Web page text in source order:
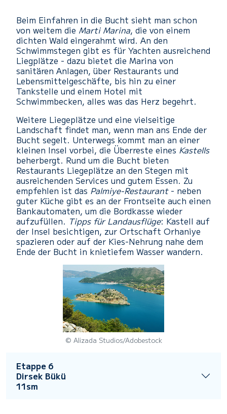
Beim Einfahren in die Bucht sieht man schon
von weitem die Marti Marina, die von einem
dichten Wald eingerahmt wird. An den
Schwimmstegen gibt es für Yachten ausreichend
Liegplätze - dazu bietet die Marina von
sanitären Anlagen, über Restaurants und
Lebensmittelgeschäfte, bis hin zu einer
Tankstelle und einem Hotel mit
Schwimmbecken, alles was das Herz begehrt.
Weitere Liegeplätze und eine vielseitige
Landschaft findet man, wenn man ans Ende der
Bucht segelt. Unterwegs kommt man an einer
kleinen Insel vorbei, die Überreste eines Kastells
beherbergt. Rund um die Bucht bieten
Restaurants Liegeplätze an den Stegen mit
ausreichenden Services und gutem Essen. Zu
empfehlen ist das Palmiye-Restaurant- neben
guter Küche gibt es an der Frontseite auch einen
Bankautomaten, um die Bordkasse wieder
aufzufüllen. Tipps für Landausflüge: Kastell auf
der Insel besichtigen, zur Ortschaft Orhaniye
spazieren oder auf der Kies-Nehrung nahe dem
Ende der Bucht in knietiefem Wasser wandern.
© Alizada Studios/Adobestock
Etappe 6
Dirsek Bükü
11sm